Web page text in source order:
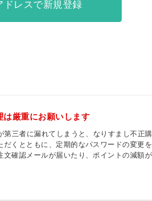
ドレスで新規登録
は厳重にお願いします
三者に漏れてしまうと、なりすまし不正
だくとともに、定期的なパスワードの変更
文確認メールが届いたり、ポイントの減額